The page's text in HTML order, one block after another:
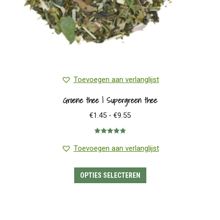
productpagina
Toevoegen aan verlanglijst
Groene thee | Supergreen thee
€1.45 - €9.55Prijsklasse:
€9.55
5.00 uit 5
Toevoegen aan verlanglijst
OPTIES SELECTEREN